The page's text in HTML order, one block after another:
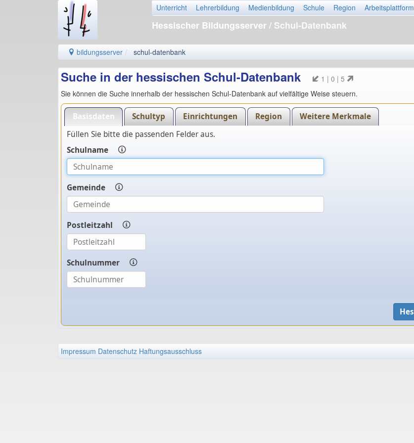
Unterricht Lehrerbildung Medienbildung Schule Region Arbeitsplattform
Hessischer Bildungsserver/ Schul-Datenbank
bildungsserver schul-datenbank
Suche in der hessischen Schul-Datenbank
1 | 0 | 5
Sie können die Suche innerhalb der hessischen Schul-Datenbank auf vielfältige Weise steuern.
Basisdaten Schultyp Einrichtungen Region
Weitere Merkmale
Füllen Sie bitte die passenden Felder aus.
Schulname
Gemeinde
Postleitzahl
Schulnummer
Impressum Datenschutz Haftungsausschluss